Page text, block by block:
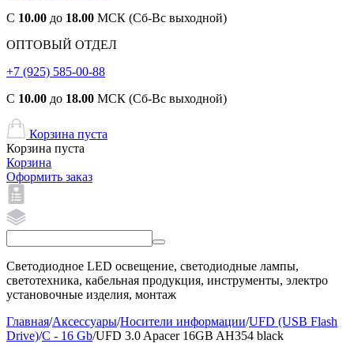
С 10.00 до 18.00 МСК (Сб-Вс выходной)
ОПТОВЫЙ ОТДЕЛ
+7 (925) 585-00-88
С 10.00 до 18.00 МСК (Сб-Вс выходной)
Корзина пуста
Корзина пуста
Корзина
Оформить заказ
Светодиодное LED освещение, светодиодные лампы,
светотехника, кабельная продукция, инструменты, электро
установочные изделия, монтаж
Главная/Аксессуары/Носители информации/UFD (USB Flash
Drive)/C - 16 Gb/UFD 3.0 Apacer 16GB AH354 black